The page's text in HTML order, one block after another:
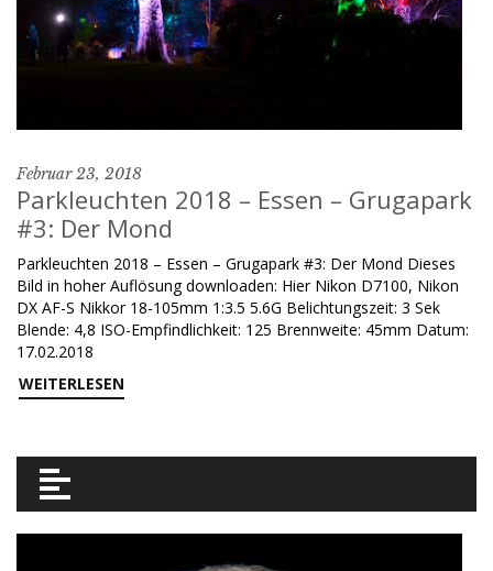
Februar 23, 2018
Parkleuchten 2018 – Essen – Grugapark
#3: Der Mond
Parkleuchten 2018 – Essen – Grugapark #3: Der Mond Dieses
Bild in hoher Auflösung downloaden: Hier Nikon D7100, Nikon
DX AF-S Nikkor 18-105mm 1:3.5 5.6G Belichtungszeit: 3 Sek
Blende: 4,8 ISO-Empfindlichkeit: 125 Brennweite: 45mm Datum:
17.02.2018
WEITERLESEN